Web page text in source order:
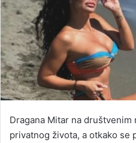
Dragana Mitar na
privatnog života, a otkako se